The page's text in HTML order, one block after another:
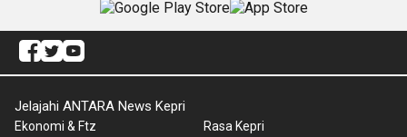
Jelajahi ANTARA News Kepri
Ekonomi & Ftz
Rasa Kepri